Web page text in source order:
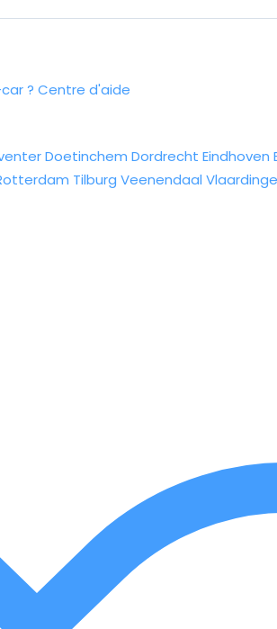
? Centre d'aide
Doetinchem Dordrecht Eindhoven
Tilburg Veenendaal